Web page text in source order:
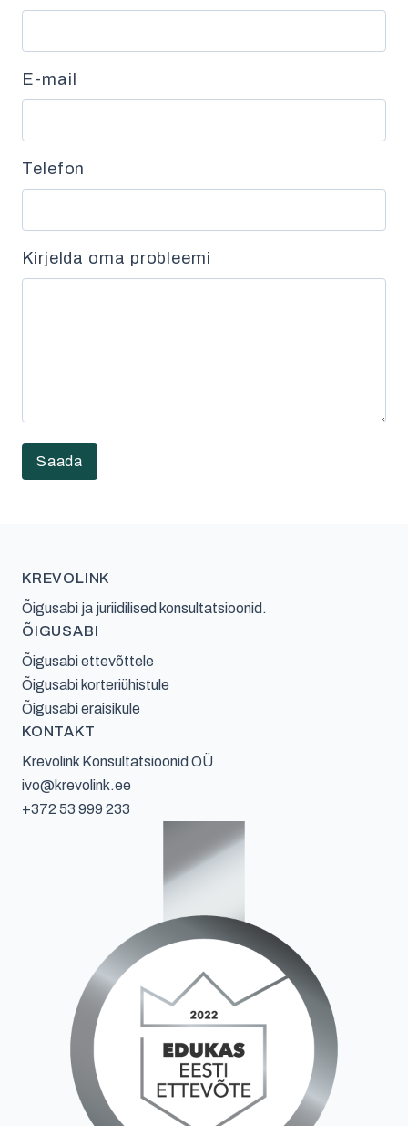
E-mail
Telefon
Kirjelda oma probleemi
KREVOLINK
Õigusabi ja juriidilised konsultatsioonid.
ÕIGUSABI
Õigusabi ettevõttele
Õigusabi korteriühistule
Õigusabi eraisikule
KONTAKT
Krevolink Konsultatsioonid OÜ
ivo@krevolink.ee
+372 53 999 233